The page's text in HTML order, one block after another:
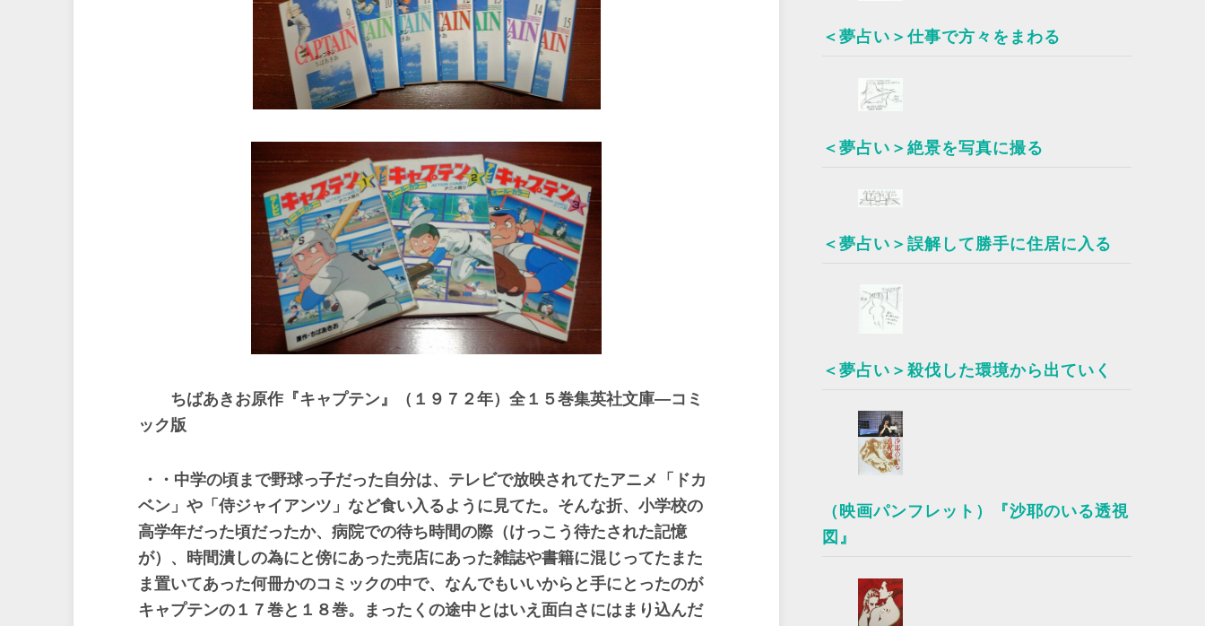
ちばあきお原作『キャプテン』（１９７２年） 全１５巻集英社文庫―コミ
ック版
・・中学の頃まで野球っ子だった自分は、テレビで放映されてたアニメ「ドカ
ベン」や「侍ジャイアンツ」など食い入るように見てた。そんな折、小学校の
高学年だった頃だったか、病院での待ち時間の際（けっこう待たされた記憶
が）、時間潰しの為にと傍にあった売店にあった雑誌や書籍に混じってたまた
ま置いてあった何冊かのコミックの中で、なんでもいいからと手にとったのが
キャプテンの１７巻と１８巻。まったくの途中とはいえ面白さにはまり込んだ
＜夢占い＞仕事で方々をまわる
＜夢占い＞絶景を写真に撮る
＜夢占い＞誤解して勝手に住居に入る
＜夢占い＞殺伐した環境から出ていく
（映画パンフレット）『沙耶のいる透視
図』